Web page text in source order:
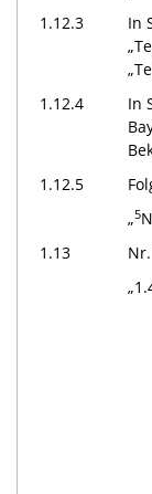
1.12.3
In
1.12.4
In
1.12.5
„5
1.13